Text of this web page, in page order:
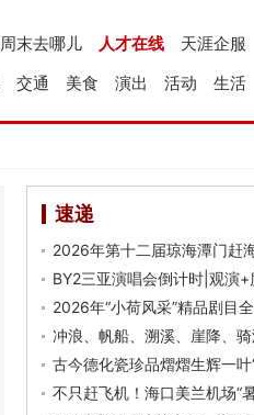
天涯企服
人才在线
周末去哪儿
生活
活动
演出
美食
交通
速递
2026年第十二届琼海潭门赶
BY2三亚演唱会倒计时|观演+
2026年“小荷风采”精品剧目
冲浪、帆船、溯溪、崖降、
古今德化瓷珍品熠熠生辉一叶
不只赶飞机！海口美兰机场“